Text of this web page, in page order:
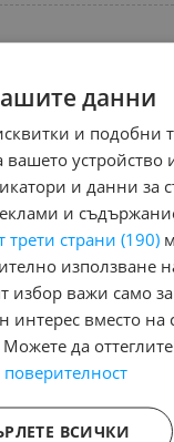
данни
и подобни
и данни за
и
трети страни (190)
използване
избор важи само
интерес вместо на
Можете да
ВСИЧКИ